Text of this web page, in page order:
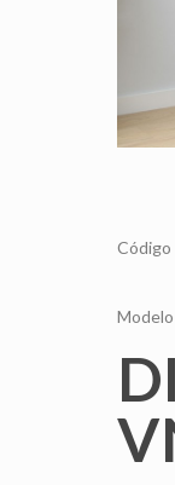
Código
Modelo